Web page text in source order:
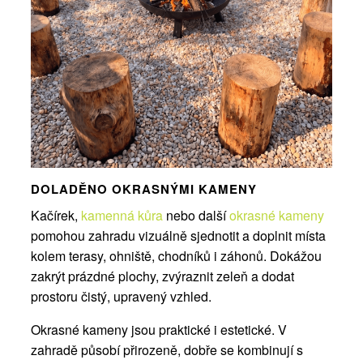
DOLADĚNO OKRASNÝMI KAMENY
Kačírek, kamenná kůra nebo dalšíokrasné kameny
pomohou zahradu vizuálně sjednotit a doplnit místa
kolem terasy, ohniště, chodníků i záhonů. Dokážou
zakrýt prázdné plochy, zvýraznit zeleň a dodat
prostoru čistý, upravený vzhled.
Okrasné kameny jsou praktické i estetické. V
zahradě působí přirozeně, dobře se kombinují s